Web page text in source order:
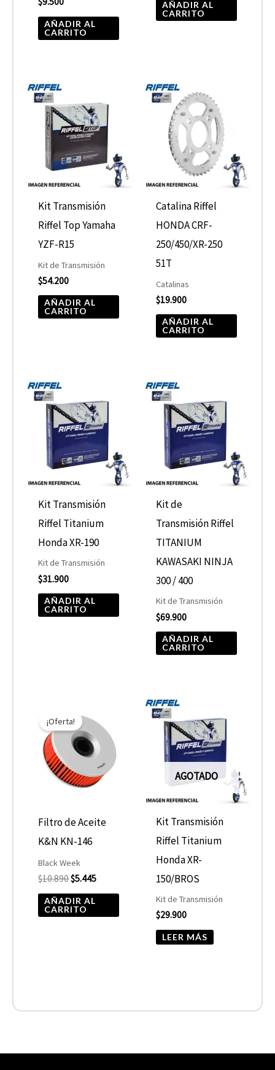
AÑADIR AL
CARRITO
AÑADIR AL
CARRITO
Kit Transmisión
Riffel Top Yamaha
YZF-R15
Kit de Transmisión
$54.200
AÑADIR AL
CARRITO
Catalina Riffel
HONDA CRF-
250/450/XR-250
51T
Catalinas
$19.900
AÑADIR AL
CARRITO
Kit Transmisión
Riffel Titanium
Honda XR-190
Kit de Transmisión
$31.900
AÑADIR AL
CARRITO
Kit de
Transmisión Riffel
TITANIUM
KAWASAKI NINJA
300 / 400
Kit de Transmisión
$69.900
AÑADIR AL
CARRITO
¡Oferta!
Filtro de Aceite
K&N KN-146
Black Week
$10.890
precio
original
era:
$10.890.
$5.445
actual
es:
$5.445.
AÑADIR AL
CARRITO
AGOTADO
Kit Transmisión
Riffel Titanium
Honda XR-
150/BROS
Kit de Transmisión
$29.900
LEER MÁS